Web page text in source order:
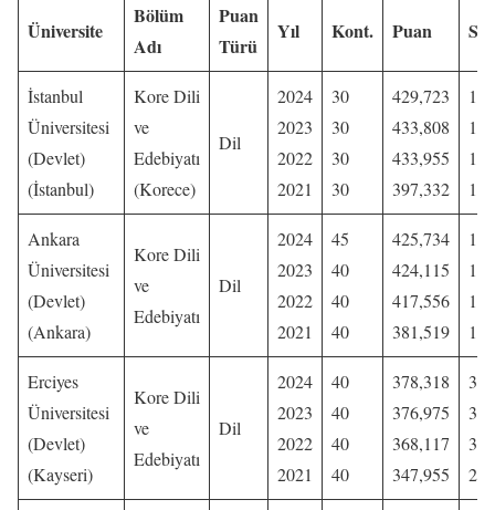
Üniversite
Bölüm
Adı
Puan
Türü
Yıl Kont. Puan
İstanbul
Üniversitesi
(Devlet)
(İstanbul)
Kore Dili
ve
Edebiyatı
(Korece)
Dil
2024
2023
2022
2021
30
30
30
30
429,723
433,808
433,955
397,332
Ankara
Üniversitesi
(Devlet)
(Ankara)
Kore Dili
ve
Edebiyatı
Dil
2024
2023
2022
2021
45
40
40
40
425,734
424,115
417,556
381,519
Erciyes
Üniversitesi
(Devlet)
(Kayseri)
Kore Dili
ve
Edebiyatı
Dil
2024
2023
2022
2021
40
40
40
40
378,318
376,975
368,117
347,955